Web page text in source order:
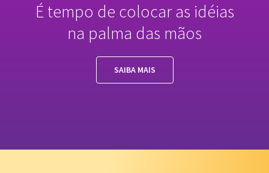
É tempo de colocar as idéias
na palma das mãos
SAIBA MAIS